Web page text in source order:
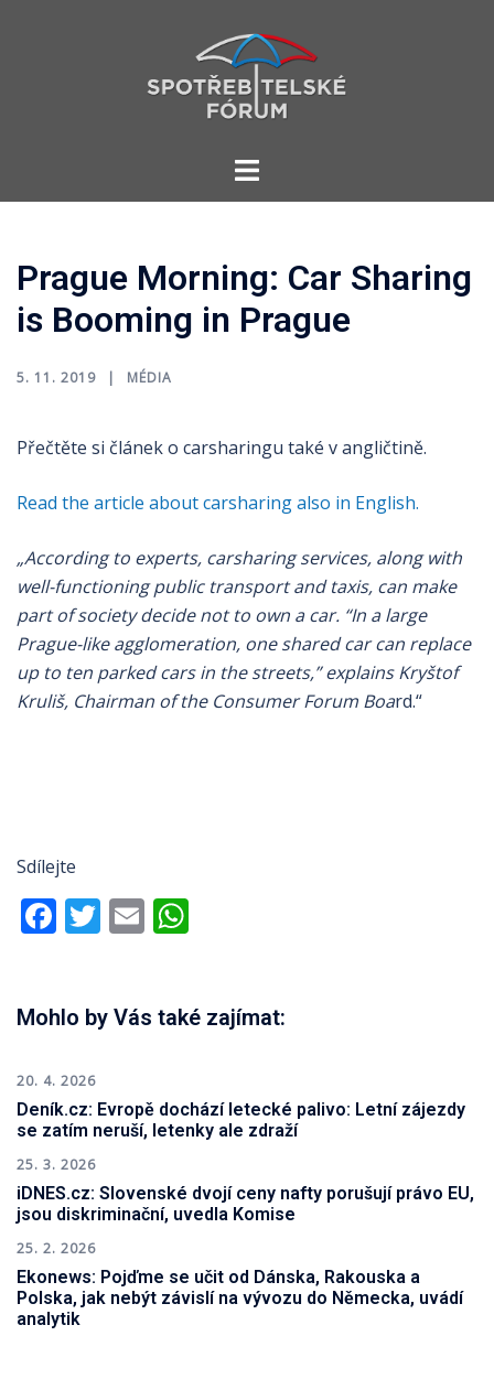
Toggle
Prague Morning: Car Sharing
is Booming in Prague
5. 11. 2019 MÉDIA
Přečtěte si článek o carsharingu také v angličtině.
Read the article about carsharing also in English.
„According to experts, carsharing services, along with
well-functioning public transport and taxis, can make
part of society decide not to own a car. “In a large
Prague-like agglomeration, one shared car can replace
up to ten parked cars in the streets,” explains Kryštof
Kruliš, Chairman of the Consumer Forum Board.“
Sdílejte
Facebook
Twitter
Email
Mohlo by Vás také zajímat:
20. 4. 2026
Deník.cz: Evropě dochází letecké palivo: Letní zájezdy
se zatím neruší, letenky ale zdraží
25. 3. 2026
iDNES.cz: Slovenské dvojí ceny nafty porušují právo EU,
jsou diskriminační, uvedla Komise
25. 2. 2026
Ekonews: Pojďme se učit od Dánska, Rakouska a
Polska, jak nebýt závislí na vývozu do Německa, uvádí
analytik